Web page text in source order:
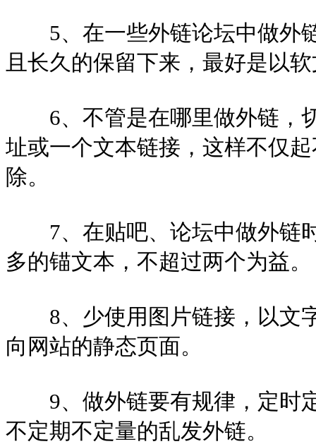
5、在一些外链论坛中做外
且长久的保留下来，最好是以
6、不管是在哪里做外链，
址或一个文本链接，这样不仅
除。
7、在贴吧、论坛中做外链
多的锚文本，不超过两个为益。
8、少使用图片链接，以文
向网站的静态页面。
9、做外链要有规律，定时
不定期不定量的乱发外链。